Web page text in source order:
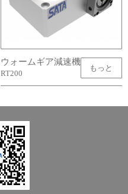
ウォームギア減速機
RT200
もっと